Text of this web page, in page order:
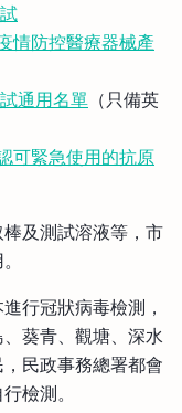
情防控醫療器械產
通用名單 （只備英
可緊急使用的抗原
及測試溶液等，市
行冠狀病毒檢測，
葵青、觀塘、深水
民政事務總署都會
檢測。